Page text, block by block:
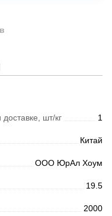
шт/кг 1
Китай
ООО ЮрАл Хоум
19.5
2000